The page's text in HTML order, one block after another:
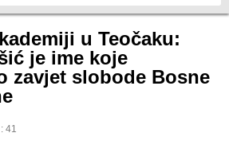
u Teočaku:
je ime koje
zavjet slobode Bosne
41